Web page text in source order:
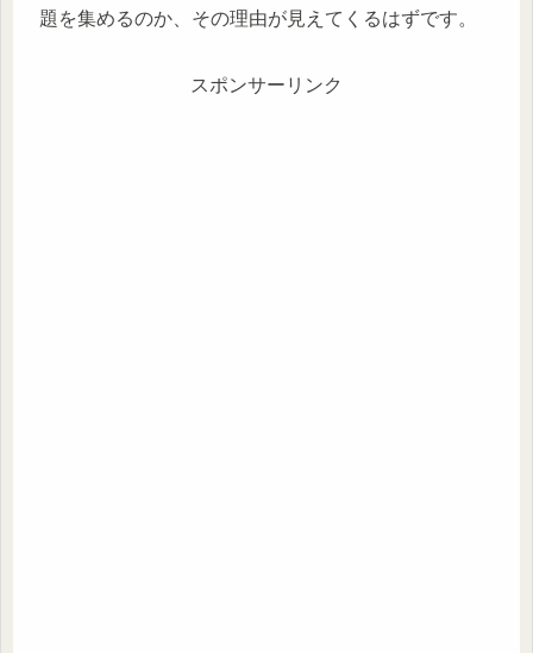
題を集めるのか、その理由が見えてくるはずです。
スポンサーリンク